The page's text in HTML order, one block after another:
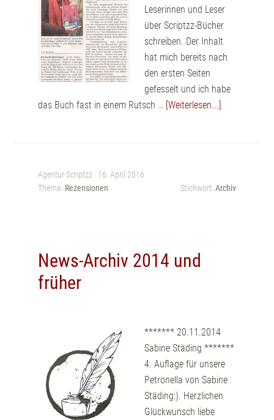
Leserinnen und Leser
über Scriptzz-Bücher
schreiben. Der Inhalt
hat mich bereits nach
den ersten Seiten
gefesselt und ich habe
das Buch fast in einem Rutsch … [Weiterlesen...]
Agentur Scriptzz · 16. April 2016
Thema: Rezensionen Stichwort: Archiv
News-Archiv 2014 und
früher
******* 20.11.2014
Sabine Städing *******
4. Auflage für unsere
Petronella von Sabine
Städing:). Herzlichen
Glückwunsch liebe